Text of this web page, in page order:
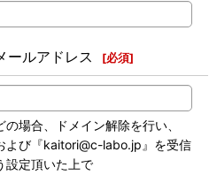
ールアドレス [必須]
の場合、ドメイン解除を行い、
よび『kaitori@c-labo.jp』を受信
設定頂いた上で